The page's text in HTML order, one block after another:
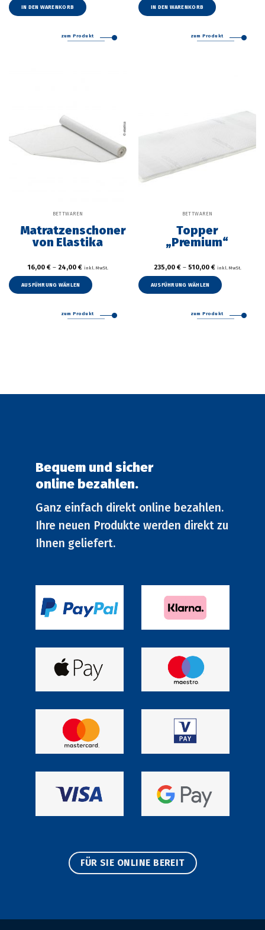
IN DEN WARENKORB
zum Produkt
IN DEN WARENKORB
zum Produkt
BETTWAREN
Matratzenschoner
von Elastika
16,00 € – 24,00 € inkl. MwSt.
AUSFÜHRUNG WÄHLEN
Varianten
gewählt
zum Produkt
BETTWAREN
Topper
„Premium“
235,00 €– 510,00 € inkl. MwSt.
AUSFÜHRUNG WÄHLEN
gewählt
zum Produkt
Bequem und sicher
online bezahlen.
Ganz einfach direkt online bezahlen.
Ihre neuen Produkte werden direkt zu
Ihnen geliefert.
FÜR SIE ONLINE BEREIT